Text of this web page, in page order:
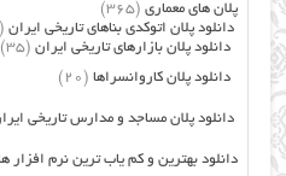
پلان های معماری (365)
دانلود پلان اتوکدی بناهای تاریخی ایران (319)
دانلود پلان بازارهای تاریخی ایران (35)
دانلود پلان کاروانسراها (20)
دانلود پلان مساجد و مدارس تاریخی
دانلود بهترین و کم یاب ترین نرم افزار